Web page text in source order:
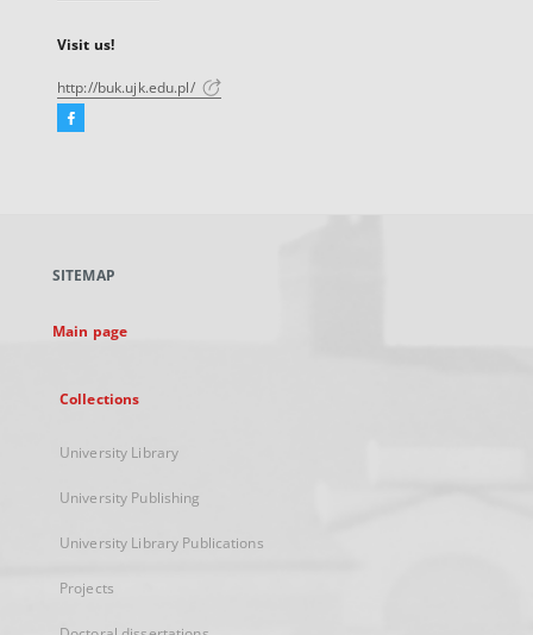
Visit us!
http://buk.ujk.edu.pl/
Facebook
new
SITEMAP
Main page
Collections
University Library
University Publishing
University Library Publications
Projects